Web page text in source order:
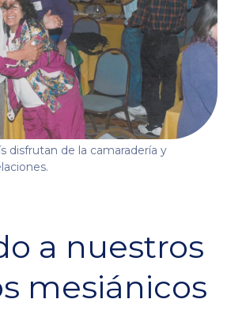
disfrutan de la camaradería y
a nuestros
mesiánicos